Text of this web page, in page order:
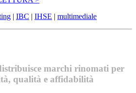
| IBC | IHSE | multimediale
marchi rinomati per
qualità e affidabilità